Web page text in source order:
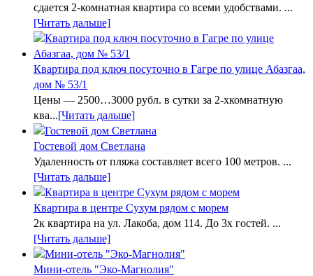
сдается 2-комнатная квартира со всеми удобствами. ...
[Читать дальше]
Квартира под ключ посуточно в Гагре по улице Абазгаа,
дом № 53/1
Цены — 2500…3000 рубл. в сутки за 2-хкомнатную
ква...[Читать дальше]
Гостевой дом Светлана
Удаленность от пляжа составляет всего 100 метров. ...
[Читать дальше]
Квартира в центре Сухум рядом с морем
2к квартира на ул. Лакоба, дом 114. До 3х гостей. ...
[Читать дальше]
Мини-отель "Эко-Магнолия"